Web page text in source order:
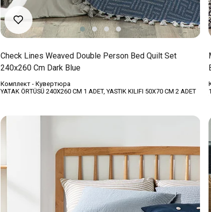
Check Lines Weaved Double Person Bed Quilt Set
240x260 Cm Dark Blue
Комплект - Кувертюра
YATAK ÖRTÜSÜ 240X260 CM 1 ADET, YASTIK KILIFI 50X70 CM 2 ADET